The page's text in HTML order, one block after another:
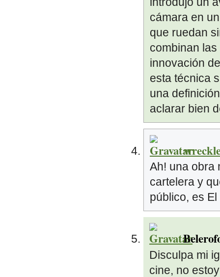
cámara en
que ruedan
combinan
innovación
esta técnica
una
aclarar bien
Ah! una obra
cartelera y
público, es
Disculpa mi
cine, no